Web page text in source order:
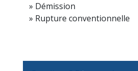
Démission
Rupture conventionnelle